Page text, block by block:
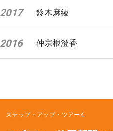
2017 鈴木麻綾
2016 仲宗根澄香
ステップ・アップ・ツアー